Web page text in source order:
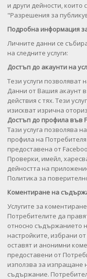
и други дейности,
"Разрешения за
Подробна информация
Личните данни се
на следните услуги:
Достъп до акаунти на
Тези услуги
Данни от Вашия акаунт
действия с тях. Тези
изискват изрична
Достъп до профила във
Тази услуга позволява
профила на
предоставена от
Проверки, имейл,
дейността на
Политика за
Коментиране на
Услугите за
Потребителите да
относно съдържанието
настройките, избрани
оставят и анонимни
предоставени от
използва за изпращане
съдържание.